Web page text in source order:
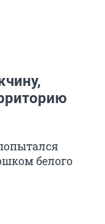
белого